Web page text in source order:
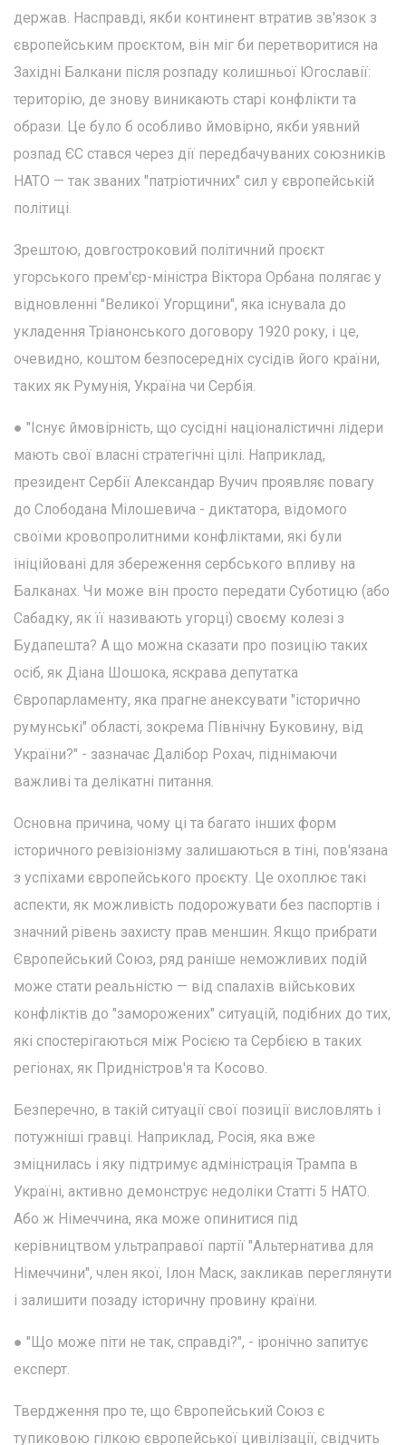
держав. Насправді, якби континент втратив зв'язок з
європейським проєктом, він міг би перетворитися на
Західні Балкани після розпаду колишньої Югославії:
територію, де знову виникають старі конфлікти та
образи. Це було б особливо ймовірно, якби уявний
розпад ЄС стався через дії передбачуваних союзників
НАТО — так званих "патріотичних" сил у європейській
політиці.
Зрештою, довгостроковий політичний проєкт
угорського прем'єр-міністра Віктора Орбана полягає у
відновленні "Великої Угорщини", яка існувала до
укладення Тріанонського договору 1920 року, і це,
очевидно, коштом безпосередніх сусідів його країни,
таких як Румунія, Україна чи Сербія.
● "Існує ймовірність, що сусідні націоналістичні лідери
мають свої власні стратегічні цілі. Наприклад,
президент Сербії Александар Вучич проявляє повагу
до Слободана Мілошевича - диктатора, відомого
своїми кровопролитними конфліктами, які були
ініційовані для збереження сербського впливу на
Балканах. Чи може він просто передати Суботицю (або
Сабадку, як її називають угорці) своєму колезі з
Будапешта? А що можна сказати про позицію таких
осіб, як Діана Шошока, яскрава депутатка
Європарламенту, яка прагне анексувати "історично
румунські" області, зокрема Північну Буковину, від
України?" - зазначає Далібор Рохач, піднімаючи
важливі та делікатні питання.
Основна причина, чому ці та багато інших форм
історичного ревізіонізму залишаються в тіні, пов'язана
з успіхами європейського проєкту. Це охоплює такі
аспекти, як можливість подорожувати без паспортів і
значний рівень захисту прав меншин. Якщо прибрати
Європейський Союз, ряд раніше неможливих подій
може стати реальністю — від спалахів військових
конфліктів до "заморожених" ситуацій, подібних до тих,
які спостерігаються між Росією та Сербією в таких
регіонах, як Придністров'я та Косово.
Безперечно, в такій ситуації свої позиції висловлять і
потужніші гравці. Наприклад, Росія, яка вже
зміцнилась і яку підтримує адміністрація Трампа в
Україні, активно демонструє недоліки Статті 5 НАТО.
Або ж Німеччина, яка може опинитися під
керівництвом ультраправої партії "Альтернатива для
Німеччини", член якої, Ілон Маск, закликав переглянути
і залишити позаду історичну провину країни.
● "Що може піти не так, справді?", - іронічно запитує
експерт.
Твердження про те, що Європейський Союз є
тупиковою гілкою європейської цивілізації, свідчить